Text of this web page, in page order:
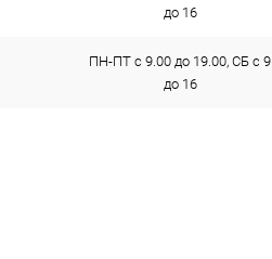
до 16
ПН-ПТ с 9.00 до 19.00, СБ с 9
до 16